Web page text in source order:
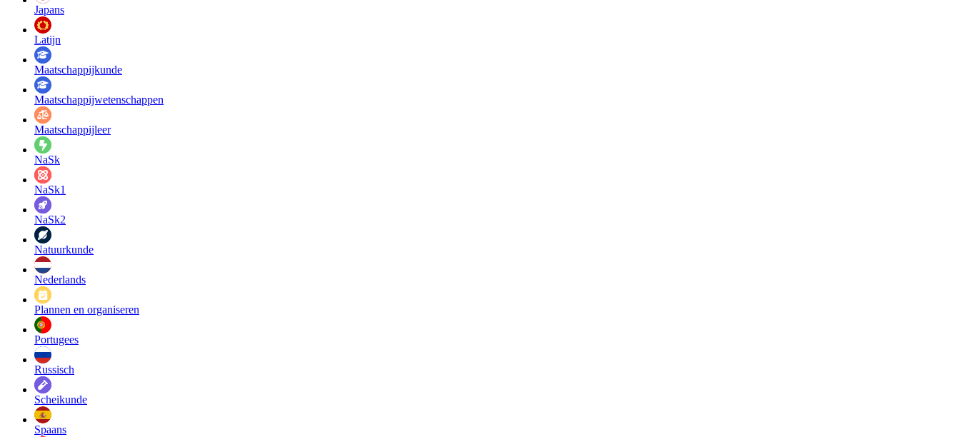
Japans
Latijn
Maatschappij­kunde
Maatschappij­wetenschappen
Maatschappijleer
NaSk
NaSk1
NaSk2
Natuurkunde
Nederlands
Plannen en organiseren
Portugees
Russisch
Scheikunde
Spaans